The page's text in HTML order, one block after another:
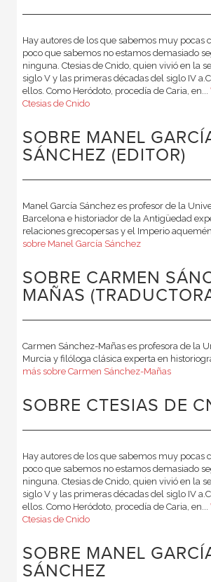
Hay autores de los que sabemos muy pocas
poco que sabemos no estamos demasiado
ninguna. Ctesias de Cnido, quien vivió en la
siglo V y las primeras décadas del siglo IV
ellos. Como Heródoto, procedía de Caria, en...
Ctesias de Cnido
SOBRE MANEL
SÁNCHEZ (EDITOR)
Manel García Sánchez es profesor de la
Barcelona e historiador de la Antigüedad
relaciones grecopersas y el Imperio
sobre Manel García Sánchez
SOBRE CARMEN
MAÑAS
Carmen Sánchez-Mañas es profesora de la
Murcia y filóloga clásica experta en
más sobre Carmen Sánchez-Mañas
SOBRE CTESIAS DE
Hay autores de los que sabemos muy pocas
poco que sabemos no estamos demasiado
ninguna. Ctesias de Cnido, quien vivió en la
siglo V y las primeras décadas del siglo IV
ellos. Como Heródoto, procedía de Caria, en...
Ctesias de Cnido
SOBRE MANEL
SÁNCHEZ